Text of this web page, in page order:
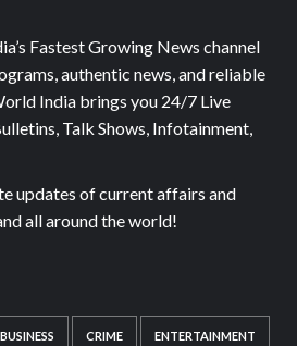
Fastest Growing News channel
authentic news, and reliable
India brings you 24/7 Live
Talk Shows, Infotainment,
updates of current affairs and
all around the world!
BUSINESS CRIME ENTERTAINMENT